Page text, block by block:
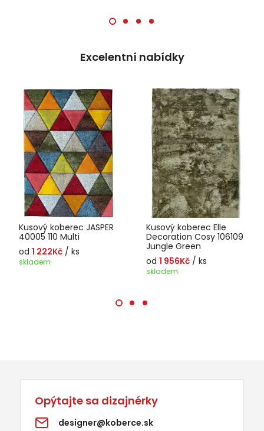
Excelentní nabídky
Kusový koberec JASPER
40005 110 Multi
od 1 222Kč / ks
skladem
Kusový koberec Elle
Decoration Cosy 106109
Jungle Green
od 1 956Kč / ks
skladem
Opýtajte sa dizajnérky
designer@koberce.sk